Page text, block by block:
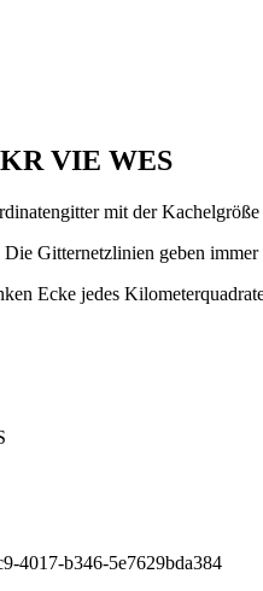
VIE WES
mit der
Gitternetzlinien geben
Ecke jedes
4017-b346-5e7629bda384